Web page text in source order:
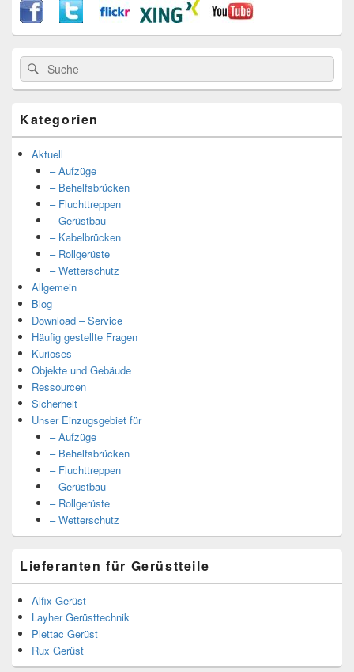
Suche
nach:
Suche
Kategorien
Aktuell
– Aufzüge
– Behelfsbrücken
– Fluchttreppen
– Gerüstbau
– Kabelbrücken
– Rollgerüste
– Wetterschutz
Allgemein
Blog
Download – Service
Häufig gestellte Fragen
Kurioses
Objekte und Gebäude
Ressourcen
Sicherheit
Unser Einzugsgebiet für
– Aufzüge
– Behelfsbrücken
– Fluchttreppen
– Gerüstbau
– Rollgerüste
– Wetterschutz
Lieferanten für Gerüstteile
Alfix Gerüst
Layher Gerüsttechnik
Plettac Gerüst
Rux Gerüst